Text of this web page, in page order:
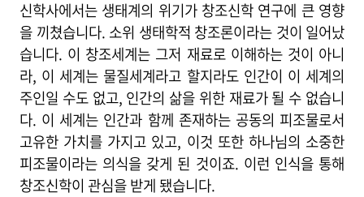
신학사에서는 생태계의 위기가 창조신학 연구에 큰 영향
을 끼쳤습니다. 소위 생태학적 창조론이라는 것이 일어났
습니다. 이 창조세계는 그저 재료로 이해하는 것이 아니
라, 이 세계는 물질세계라고 할지라도 인간이 이 세계의
주인일 수도 없고, 인간의 삶을 위한 재료가 될 수 없습니
다. 이 세계는 인간과 함께 존재하는 공동의 피조물로서
고유한 가치를 가지고 있고, 이것 또한 하나님의 소중한
피조물이라는 의식을 갖게 된 것이죠. 이런 인식을 통해
창조신학이 관심을 받게 됐습니다.